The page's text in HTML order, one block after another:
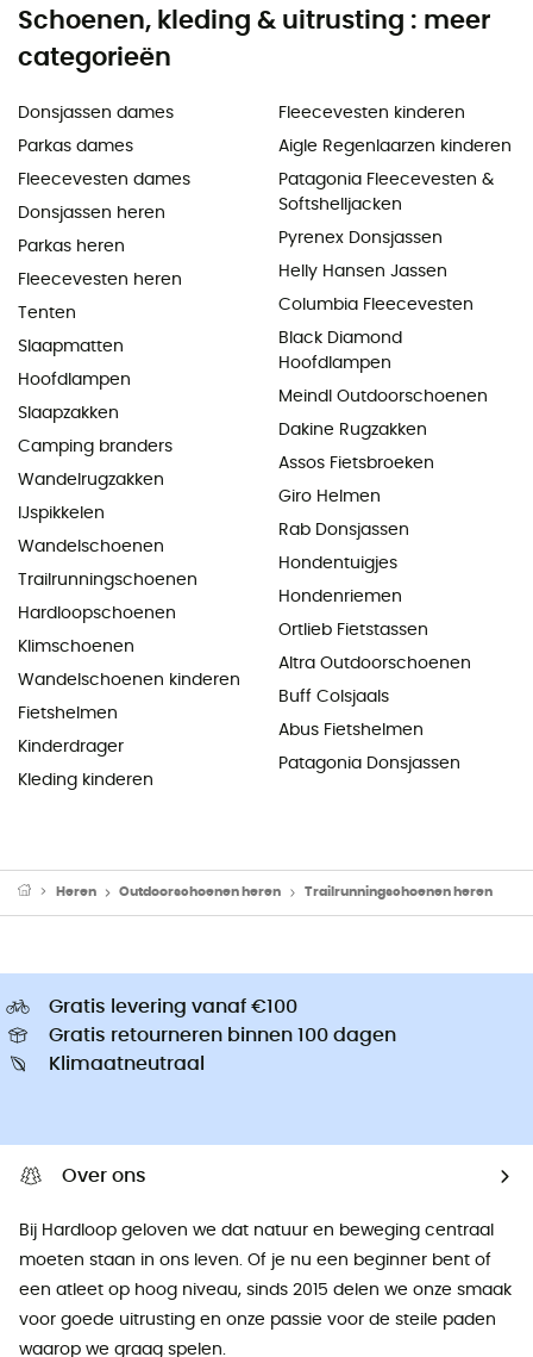
Schoenen, kleding & uitrusting : meer
categorieën
Donsjassen dames
Parkas dames
Fleecevesten dames
Donsjassen heren
Parkas heren
Fleecevesten heren
Tenten
Slaapmatten
Hoofdlampen
Slaapzakken
Camping branders
Wandelrugzakken
IJspikkelen
Wandelschoenen
Trailrunningschoenen
Hardloopschoenen
Klimschoenen
Wandelschoenen kinderen
Fietshelmen
Kinderdrager
Kleding kinderen
Fleecevesten kinderen
Aigle Regenlaarzen kinderen
Patagonia Fleecevesten &
Softshelljacken
Pyrenex Donsjassen
Helly Hansen Jassen
Columbia Fleecevesten
Black Diamond
Hoofdlampen
Meindl Outdoorschoenen
Dakine Rugzakken
Assos Fietsbroeken
Giro Helmen
Rab Donsjassen
Hondentuigjes
Hondenriemen
Ortlieb Fietstassen
Altra Outdoorschoenen
Buff Colsjaals
Abus Fietshelmen
Patagonia Donsjassen
Heren Outdoorschoenen heren Trailrunningschoenen heren
Gratis levering vanaf €100
Gratis retourneren binnen 100 dagen
Klimaatneutraal
Over ons
Bij Hardloop geloven we dat natuur en beweging centraal
moeten staan ​​in ons leven. Of je nu een beginner bent of
een atleet op hoog niveau, sinds 2015 delen we onze smaak
voor goede uitrusting en onze passie voor de steile paden
waarop we graag spelen.